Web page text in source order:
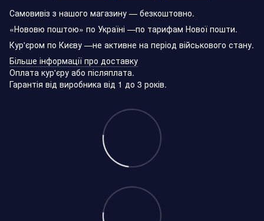
Самовивіз з нашого магазину — безкоштовно.
«Нововю поштою» по Україні —по тарифам Нової пошти.
Кур'єром по Києву —не активне на період військового стану.
Більше інформації про доставку
Оплата кур'єру або післяплата.
Гарантія від виробника від 1 до 3 років.